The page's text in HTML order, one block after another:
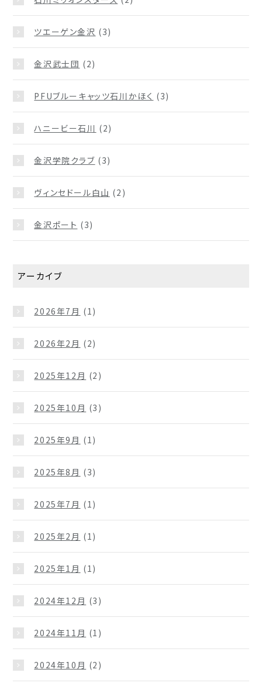
ツエーゲン金沢 (3)
金沢武士団 (2)
PFUブルーキャッツ石川かほく (3)
ハニービー石川 (2)
金沢学院クラブ (3)
ヴィンセドール白山 (2)
金沢ポート (3)
アーカイブ
2026年7月 (1)
2026年2月 (2)
2025年12月 (2)
2025年10月 (3)
2025年9月 (1)
2025年8月 (3)
2025年7月 (1)
2025年2月 (1)
2025年1月 (1)
2024年12月 (3)
2024年11月 (1)
2024年10月 (2)